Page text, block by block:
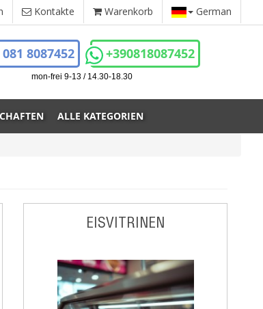
Kontakte Warenkorb German
8087452 +390818087452
mon-frei 9-13 / 14.30-18.30
ALLE KATEGORIEN
EISVITRINEN